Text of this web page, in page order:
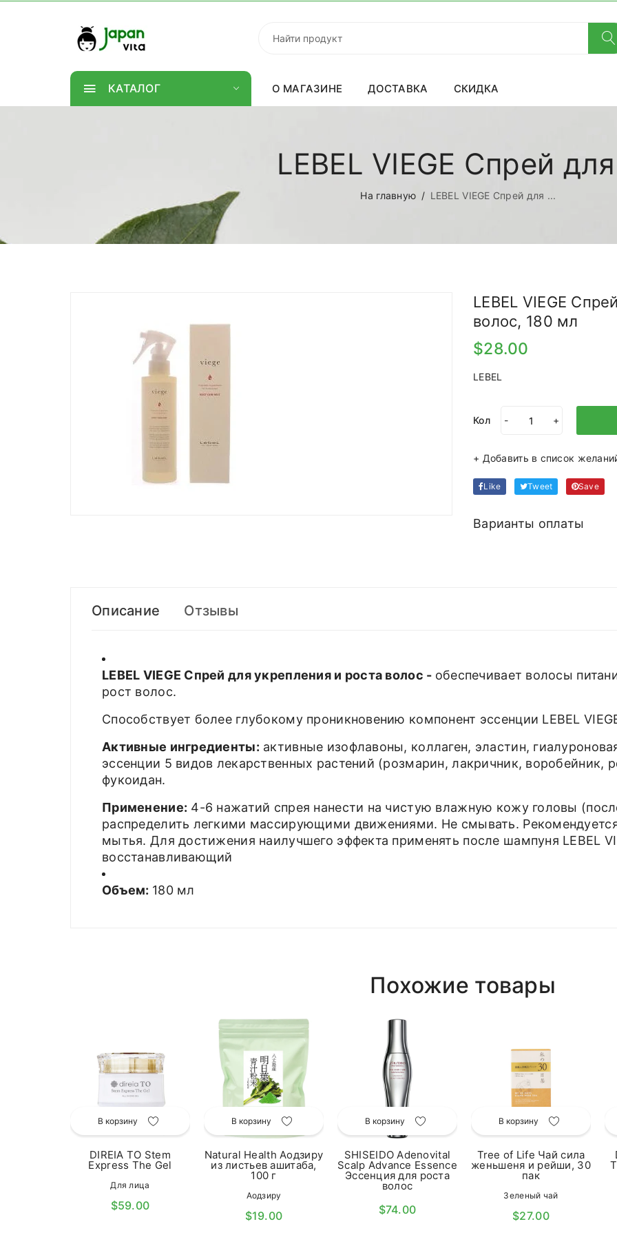
КАТАЛОГ О МАГАЗИНЕ ДОСТАВКА СКИДКА
LEBEL VIEGE Спрей
На главную LEBEL VIEGE Спрей для ...
LEBEL VIEGE
волос, 180 мл
$28.00
LEBEL
Кол - +
+ Добавить в список
Like Tweet Save
Варианты оплаты
Описание Отзывы
LEBEL VIEGE Спрей для укрепления и роста волос - обеспечивает волосы
рост волос.
Способствует более глубокому проникновению компонент эссенции LEBEL
Активные ингредиенты: активные изофлавоны, коллаген, эластин,
эссенции 5 видов лекарственных растений (розмарин, лакричник, воробейник,
фукоидан.
Применение: 4-6 нажатий спрея нанести на чистую влажную кожу головы
распределить легкими массирующими движениями. Не смывать.
мытья. Для достижения наилучшего эффекта применять после шампуня LEBEL
восстанавливающий
Объем: 180 мл
Похожие товары
В корзину
DIREIA TO Stem
Express The Gel
Для лица
$59.00
В корзину
Natural Health Аодзиру
из листьев ашитаба,
100 г
Аодзиру
$19.00
В корзину
SHISEIDO Adenovital
Scalp Advance Essence
Эссенция для роста
волос
$74.00
В корзину
Tree of Life Чай сила
женьшеня и рейши, 30
пак
Зеленый чай
$27.00